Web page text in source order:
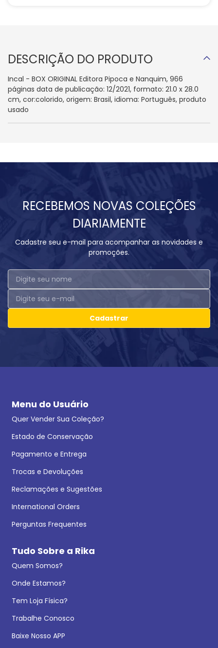
DESCRIÇÃO DO PRODUTO
Incal - BOX ORIGINAL Editora Pipoca e Nanquim, 966
páginas data de publicação: 12/2021, formato: 21.0 x 28.0
cm, cor:colorido, origem: Brasil, idioma: Português, produto
usado
RECEBEMOS NOVAS COLEÇÕES
DIARIAMENTE
Cadastre seu e-mail para acompanhar as novidades e
promoções.
Cadastrar
Menu do Usuário
Quer Vender Sua Coleção?
Estado de Conservação
Pagamento e Entrega
Trocas e Devoluções
Reclamações e Sugestões
International Orders
Perguntas Frequentes
Tudo Sobre a Rika
Quem Somos?
Onde Estamos?
Tem Loja Física?
Trabalhe Conosco
Baixe Nosso APP